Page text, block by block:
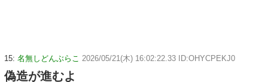
15: 名無しどんぶらこ 2026/05/21(木) 16:02:22.33 ID:OHYCPEKJ0
偽造が進むよ